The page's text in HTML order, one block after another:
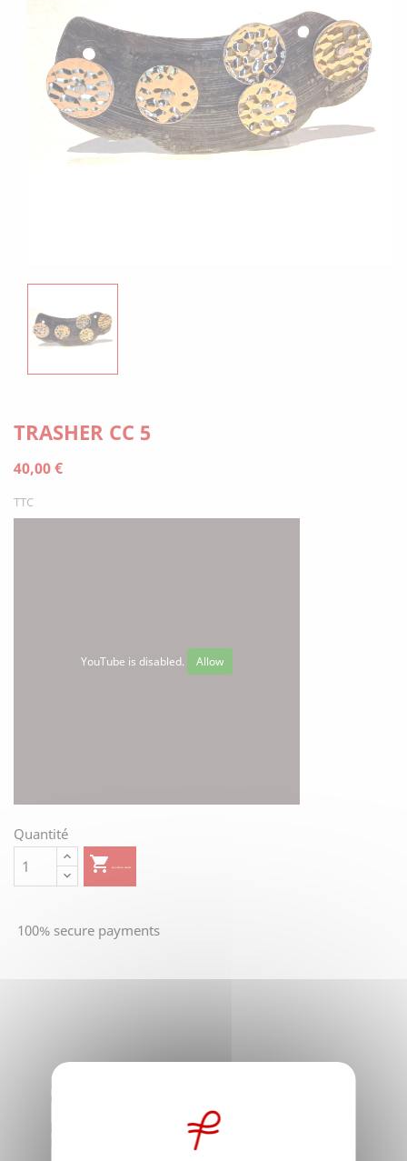
TRASHER CC 5
40,00 €
TTC
YouTube is disabled. Allow
Quantité
 AJOUTER AU PANIER
100% secure payments
Chèque - Virement
Mondial relais - Colissimo - Suivi du colis